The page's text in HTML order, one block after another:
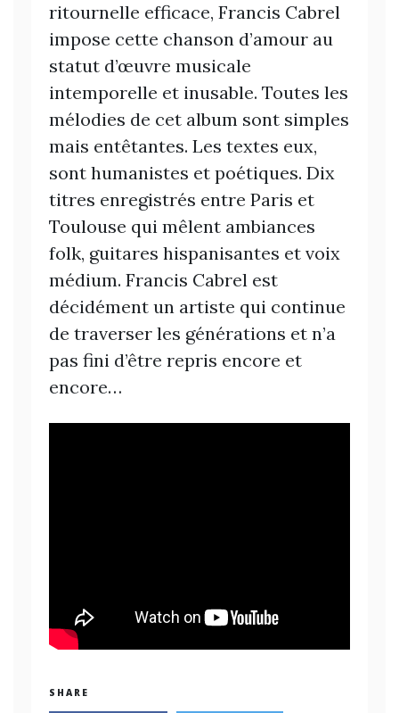
ritournelle efficace, Francis Cabrel
impose cette chanson d’amour au
statut d’œuvre musicale
intemporelle et inusable. Toutes les
mélodies de cet album sont simples
mais entêtantes. Les textes eux,
sont humanistes et poétiques. Dix
titres enregistrés entre Paris et
Toulouse qui mêlent ambiances
folk, guitares hispanisantes et voix
médium. Francis Cabrel est
décidément un artiste qui continue
de traverser les générations et n’a
pas fini d’être repris encore et
encore…
SHARE